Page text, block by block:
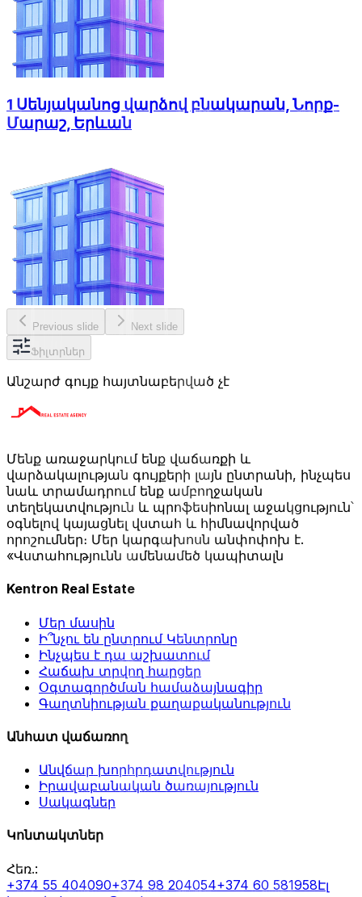
1 Սենյականոց վարձով բնակարան, Նորք-
Մարաշ, Երևան
Previous slide Next slide
Ֆիլտրներ
Անշարժ գույք հայտնաբերված չէ
Մենք առաջարկում ենք վաճառքի և
վարձակալության գույքերի լայն ընտրանի, ինչպես
նաև տրամադրում ենք ամբողջական
տեղեկատվություն և պրոֆեսիոնալ աջակցություն՝
օգնելով կայացնել վստահ և հիմնավորված
որոշումներ։ Մեր կարգախոսն անփոփոխ է.
«Վստահությունն ամենամեծ կապիտալն
Kentron Real Estate
Մեր մասին
Ի՞նչու են ընտրում Կենտրոնը
Ինչպես է դա աշխատում
Հաճախ տրվող հարցեր
Օգտագործման համաձայնագիր
Գաղտնիության քաղաքականություն
Անհատ վաճառող
Անվճար խորհրդատվություն
Իրավաբանական ծառայություն
Սակագներ
Կոնտակտներ
Հեռ.:
+374 55 404090+374 98 204054+374 60 581958Էլ